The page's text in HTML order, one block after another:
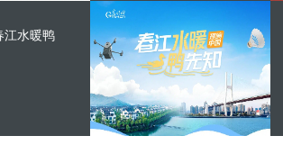
江水暖鸭